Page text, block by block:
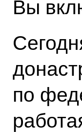
Вы
по